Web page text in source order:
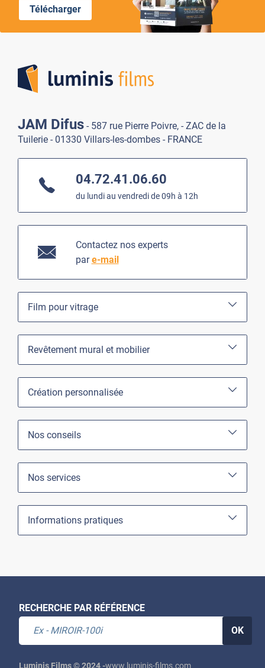
Télécharger
JAM Difus - 587 rue Pierre Poivre, - ZAC de la
Tuilerie - 01330 Villars-les-dombes - FRANCE
04.72.41.06.60
du lundi au vendredi de 09h à 12h
Contactez nos experts
pare-mail
Film pour vitrage
Revêtement mural et mobilier
Création personnalisée
Nos conseils
Nos services
Informations pratiques
RECHERCHE PAR RÉFÉRENCE
OK
Luminis Films © 2024 -www.luminis-films.com